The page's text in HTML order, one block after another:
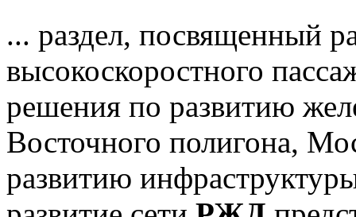
... раздел, посвященный
высокоскоростного
решения по развитию
Восточного полигона,
развитию